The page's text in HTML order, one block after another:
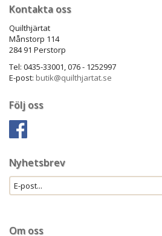
Kontakta oss
Quilthjärtat
Månstorp 114
284 91 Perstorp
Tel: 0435-33001, 076 - 1252997
E-post: butik@quilthjartat.se
Följ oss
Nyhetsbrev
Om oss